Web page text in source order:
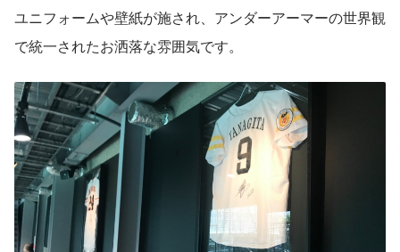
ユニフォームや壁紙が施され、アンダーアーマーの世界観
で統一されたお洒落な雰囲気です。